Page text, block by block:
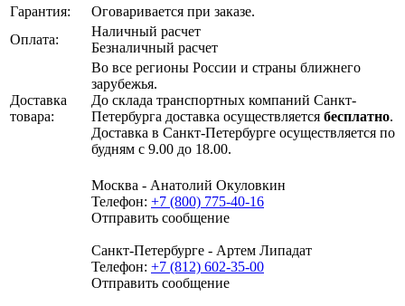
Гарантия:
Оговаривается при заказе.
Оплата:
Наличный расчет
Безналичный расчет
Доставка
товара:
Во все регионы России и страны ближнего
зарубежья.
До склада транспортных компаний Санкт-
Петербурга доставка осуществляется бесплатно.
Доставка в Санкт-Петербурге осуществляется по
будням с 9.00 до 18.00.
Москва - Анатолий Окуловкин
Телефон: +7 (800) 775-40-16
Отправить сообщение
Санкт-Петербурге - Артем Липадат
Телефон: +7 (812) 602-35-00
Отправить сообщение